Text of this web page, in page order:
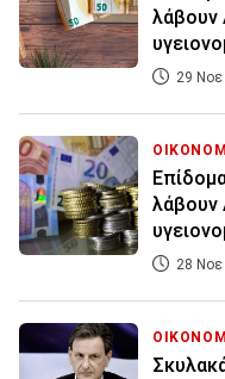
λάβουν
29
λάβουν
28